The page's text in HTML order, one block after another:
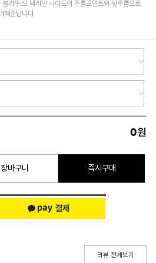
라우스! 넥라인 사이드의 주름포인트와 뒷주름으로
해준답니다
0원
장바구니 즉시구매
리뷰 전체보기